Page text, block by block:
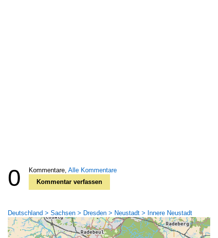
0 Kommentare, Alle Kommentare
Kommentar verfassen
Deutschland > Sachsen > Dresden > Neustadt > Innere Neustadt